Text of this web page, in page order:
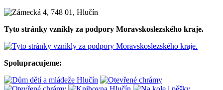
Tyto stránky vznikly za podpory Moravskoslezského kraje.
Spolupracujeme: